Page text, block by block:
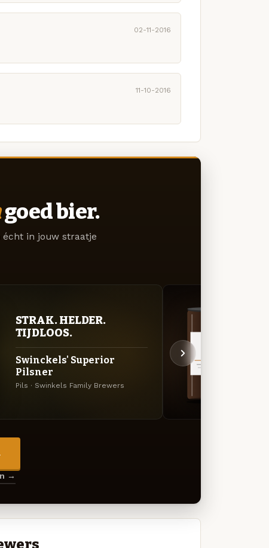
02-11-2016
11-10-2016
goed bier.
écht in jouw straatje
STRAK. HELDER.
TIJDLOOS.
Swinckels' Superior
Pilsner
Pils · Swinkels Family Brewers
→